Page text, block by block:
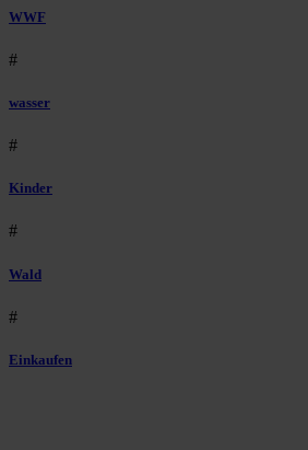
WWF
#
wasser
#
Kinder
#
Wald
#
Einkaufen